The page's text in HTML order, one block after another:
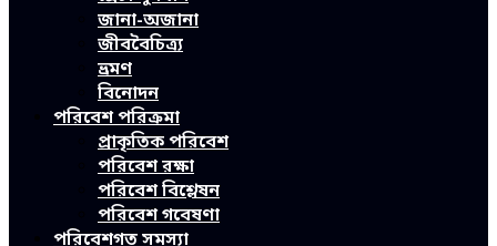
জানা-অজানা
জীববৈচিত্র্য
ভ্রমণ
বিনোদন
পরিবেশ পরিক্রমা
প্রাকৃতিক পরিবেশ
পরিবেশ রক্ষা
পরিবেশ বিশ্লেষন
পরিবেশ গবেষণা
পরিবেশগত সমস্যা